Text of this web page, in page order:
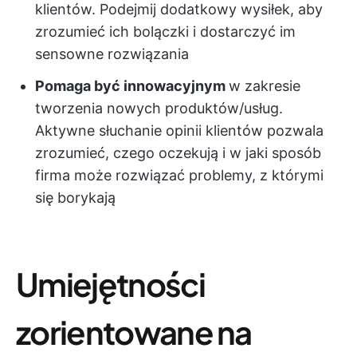
klientów. Podejmij dodatkowy wysiłek, aby
zrozumieć ich bolączki i dostarczyć im
sensowne rozwiązania
Pomaga być innowacyjnymw zakresie
tworzenia nowych produktów/usług.
Aktywne słuchanie opinii klientów pozwala
zrozumieć, czego oczekują i w jaki sposób
firma może rozwiązać problemy, z którymi
się borykają
Umiejętności
zorientowane na